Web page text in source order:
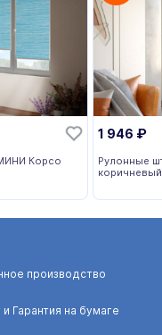
Корсо
1 946 ₽
Рулонные
коричневый
производство
Гарантия на бумаге